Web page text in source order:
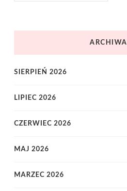
ARCHIWA
SIERPIEŃ 2026
LIPIEC 2026
CZERWIEC 2026
MAJ 2026
MARZEC 2026